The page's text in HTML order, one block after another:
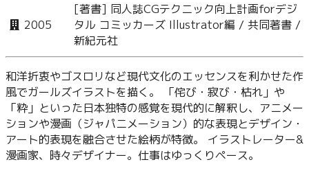
2005
[著書] 同人誌CGテクニック向上計画forデジ
タル コミッカーズ Illustrator編 / 共同著書 /
新紀元社
和洋折衷やゴスロリなど現代文化のエッセンスを利かせた作
風でガールズイラストを描く。 「侘び・寂び・枯れ」や
「粋」といった日本独特の感覚を現代的に解釈し、アニメー
ションや漫画（ジャパニメーション）的な表現とデザイン・
アート的表現を融合させた絵柄が特徴。 イラストレーター&
漫画家、時々デザイナー。仕事はゆっくりペース。